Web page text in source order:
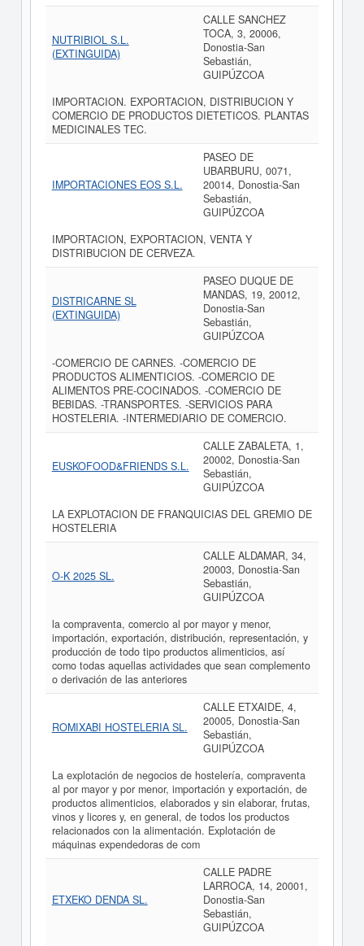
NUTRIBIOL S.L.
(EXTINGUIDA)
CALLE SANCHEZ
TOCA, 3, 20006,
Donostia-San
Sebastián,
GUIPÚZCOA
IMPORTACION. EXPORTACION, DISTRIBUCION Y
COMERCIO DE PRODUCTOS DIETETICOS. PLANTAS
MEDICINALES TEC.
IMPORTACIONES EOS S.L.
PASEO DE
UBARBURU, 0071,
20014, Donostia-San
Sebastián,
GUIPÚZCOA
IMPORTACION, EXPORTACION, VENTA Y
DISTRIBUCION DE CERVEZA.
DISTRICARNE SL
(EXTINGUIDA)
PASEO DUQUE DE
MANDAS, 19, 20012,
Donostia-San
Sebastián,
GUIPÚZCOA
-COMERCIO DE CARNES. -COMERCIO DE
PRODUCTOS ALIMENTICIOS. -COMERCIO DE
ALIMENTOS PRE-COCINADOS. -COMERCIO DE
BEBIDAS. -TRANSPORTES. -SERVICIOS PARA
HOSTELERIA. -INTERMEDIARIO DE COMERCIO.
EUSKOFOOD&FRIENDS S.L.
CALLE ZABALETA, 1,
20002, Donostia-San
Sebastián,
GUIPÚZCOA
LA EXPLOTACION DE FRANQUICIAS DEL GREMIO DE
HOSTELERIA
O-K 2025 SL.
CALLE ALDAMAR, 34,
20003, Donostia-San
Sebastián,
GUIPÚZCOA
la compraventa, comercio al por mayor y menor,
importación, exportación, distribución, representación, y
producción de todo tipo productos alimenticios, así
como todas aquellas actividades que sean complemento
o derivación de las anteriores
ROMIXABI HOSTELERIA SL.
CALLE ETXAIDE, 4,
20005, Donostia-San
Sebastián,
GUIPÚZCOA
La explotación de negocios de hostelería, compraventa
al por mayor y por menor, importación y exportación, de
productos alimenticios, elaborados y sin elaborar, frutas,
vinos y licores y, en general, de todos los productos
relacionados con la alimentación. Explotación de
máquinas expendedoras de com
ETXEKO DENDA SL.
CALLE PADRE
LARROCA, 14, 20001,
Donostia-San
Sebastián,
GUIPÚZCOA